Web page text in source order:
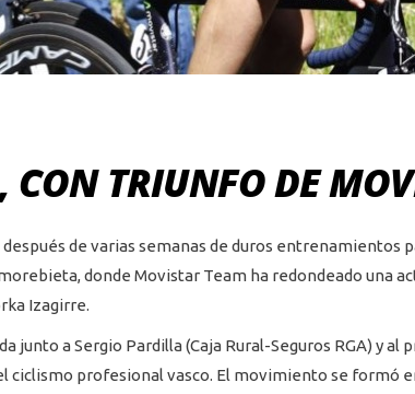
CON TRIUNFO DE
de varias semanas de duros entrenamientos
donde Movistar Team ha redondeado una
Izagirre.
junto a Sergio Pardilla (Caja Rural-Seguros RGA) y
ciclismo profesional vasco. El movimiento se formó